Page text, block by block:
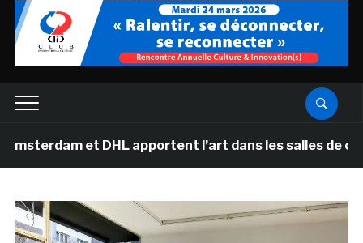
et DHL apportent l’art dans les salles de classe des